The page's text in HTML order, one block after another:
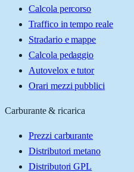
Calcola percorso
Traffico in tempo reale
Stradario e mappe
Calcola pedaggio
Autovelox e tutor
Orari mezzi pubblici
Carburante & ricarica
Prezzi carburante
Distributori metano
Distributori GPL